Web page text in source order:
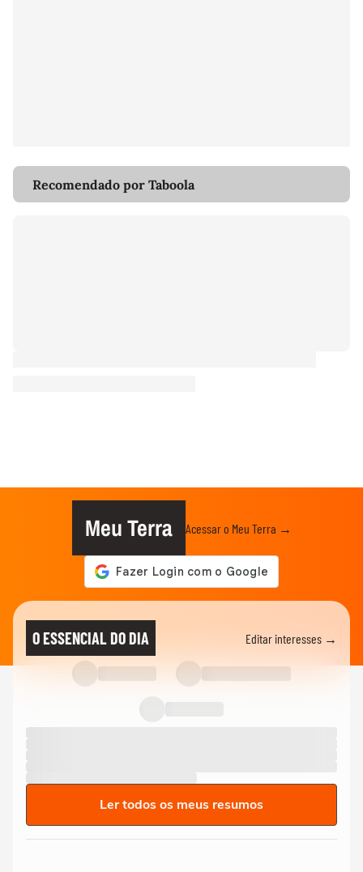
Recomendado por Taboola
Meu Terra Acessar o Meu Terra →
O ESSENCIAL DO DIA Editar interesses →
Ler todos os meus resumos